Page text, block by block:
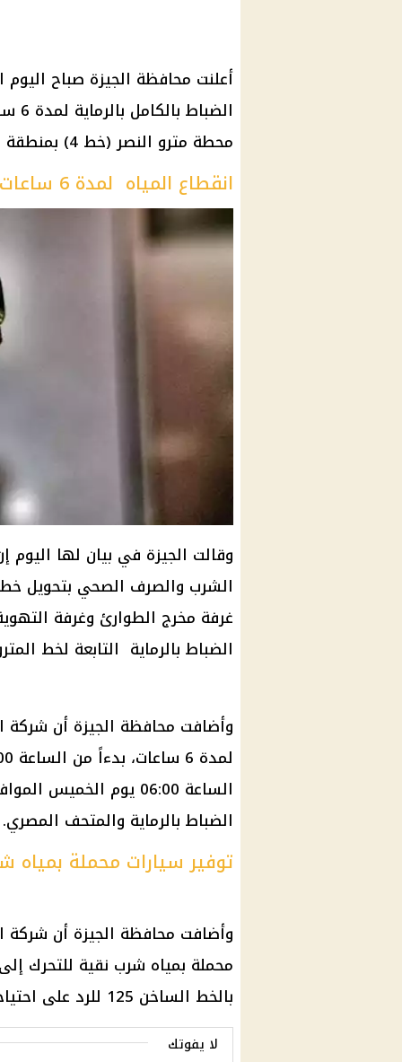
أعلنت محافظة الجيزة صباح
محطة مترو النصر (خط 4) بمنطقة الهرم.
انقطاع المياه لمدة 6 ساعات بمساكن الضباط
وقالت الجيزة في بيان لها
غرفة مخرج الطوارئ وغرفة
الضباط بالرماية التابعة لخط
وأضافت محافظة الجيزة أن
الضباط بالرماية والمتحف المصري.
توفير سيارات محملة بمياه
وأضافت محافظة الجيزة أن شركة
محملة بمياه شرب نقية للتحرك
بالخط الساخن 125 للرد على احتياجاتك على الفور.
لا يفوتك